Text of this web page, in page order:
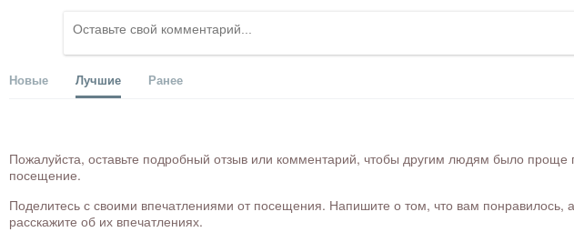
Новые Лучшие Ранее
Пожалуйста, оставьте подробный отзыв или комментарий, чтобы другим людям было проще
посещение.
Поделитесь с своими впечатлениями от посещения. Напишите о том, что вам
расскажите об их впечатлениях.